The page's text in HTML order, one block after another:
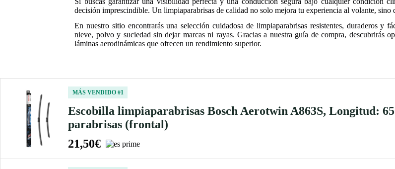
decisión imprescindible. Un limpiaparabrisas de calidad no solo mejora tu experiencia al volante,
En nuestro sitio encontrarás una selección cuidadosa de limpiaparabrisas resistentes, duraderos y
nieve, polvo y suciedad sin dejar marcas ni rayas. Gracias a nuestra guía de compra, descubrirás
láminas aerodinámicas que ofrecen un rendimiento superior.
MÁS VENDIDO #1
Escobilla limpiaparabrisas Bosch Aerotwin A863S, Longitud:
parabrisas (frontal)
21,50€